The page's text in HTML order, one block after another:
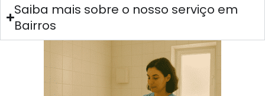
Saiba mais sobre o nosso serviço em
Bairros